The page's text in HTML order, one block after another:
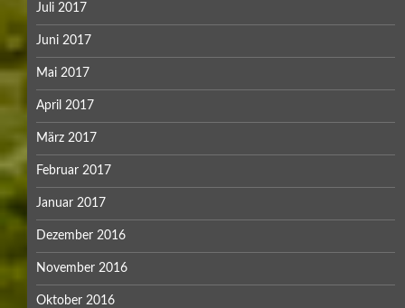
Juli 2017
Juni 2017
Mai 2017
April 2017
März 2017
Februar 2017
Januar 2017
Dezember 2016
November 2016
Oktober 2016